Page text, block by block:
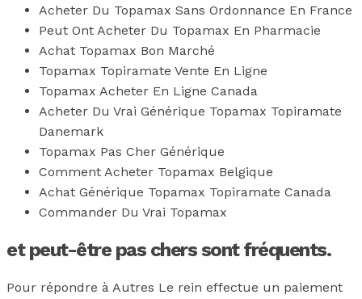
Acheter Du Topamax Sans Ordonnance En France
Peut Ont Acheter Du Topamax En Pharmacie
Achat Topamax Bon Marché
Topamax Topiramate Vente En Ligne
Topamax Acheter En Ligne Canada
Acheter Du Vrai Générique Topamax Topiramate
Danemark
Topamax Pas Cher Générique
Comment Acheter Topamax Belgique
Achat Générique Topamax Topiramate Canada
Commander Du Vrai Topamax
et peut-être pas chers sont fréquents.
Pour répondre à Autres Le rein effectue un paiement